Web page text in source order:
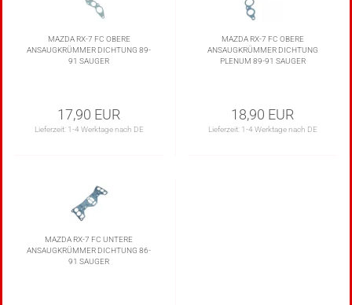
MAZDA RX-7 FC OBERE
ANSAUGKRÜMMER DICHTUNG 89-
91 SAUGER
17,90 EUR
Lieferzeit: 1-4 Werktage nach DE
MAZDA RX-7 FC OBERE
ANSAUGKRÜMMER DICHTUNG
PLENUM 89-91 SAUGER
18,90 EUR
Lieferzeit: 1-4 Werktage nach DE
MAZDA RX-7 FC UNTERE
ANSAUGKRÜMMER DICHTUNG 86-
91 SAUGER